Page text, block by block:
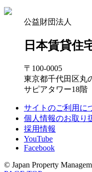
公益財団法人
日本賃貸住
〒100-0005
東京都千代田区丸
サピアタワー18階
サイトのご利用に
個人情報のお取り
採用情報
YouTube
Facebook
© Japan Property